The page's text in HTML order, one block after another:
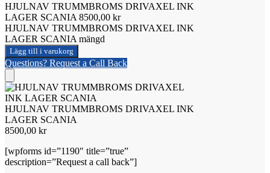
HJULNAV TRUMMBROMS DRIVAXEL INK
LAGER SCANIA 8500,00 kr
HJULNAV TRUMMBROMS DRIVAXEL INK
LAGER SCANIA mängd
Lägg till i varukorg
Questions? Request a Call Back
HJULNAV TRUMMBROMS DRIVAXEL INK
LAGER SCANIA
8500,00 kr
[wpforms id=”1190″ title=”true”
description=”Request a call back”]